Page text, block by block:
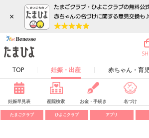
×
TOP 妊娠・出産 赤ちゃん・育
妊娠早見表 産院検索 お金・手続き 名づけ
たまごクラブ ひよこクラブ アプリ